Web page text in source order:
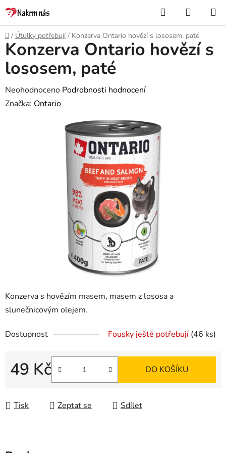
Přejít
na
obsah
Hledat
KOŠÍK
Domů
/ Útulky potřebují / Konzerva Ontario hovězí s lososem, paté
Konzerva s hovězím masem, masem z lososa a
slunečnicovým olejem.
Dostupnost Fousky ještě potřebují (46 ks)
49 Kč
Měrná cena:
DO KOŠÍKU
Tisk Zeptat se Sdílet
Konzerva Ontario hovězí s
lososem, paté
Průměrné
hodnocení
Neohodnoceno Podrobnosti hodnocení
Značka: Ontario